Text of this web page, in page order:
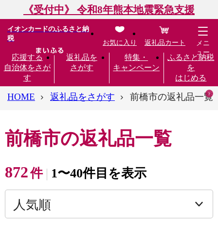
《受付中》 令和8年熊本地震緊急支援
イオンカードのふるさと納
税
応援する
自治体をさが
す
返礼品を
さがす
特集・
キャンペーン
ふるさと納税
を
はじめる
お気に入り 返礼品カート
メニ
ュー
HOME 返礼品をさがす 前橋市の返礼品一覧
前橋市の返礼品一覧
872件 1〜40件目を表示